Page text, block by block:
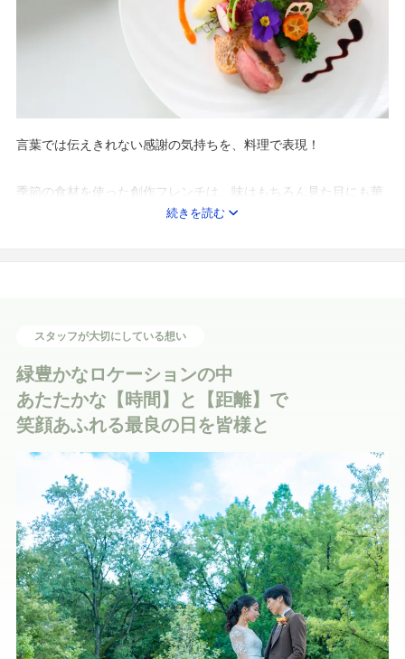
言葉では伝えきれない感謝の気持ちを、料理で表現！
季節の食材を使った創作フレンチは、味はもちろん見た目にも華
＼迷ったらこれ！！人気のイチオシフェア／
フェア
＼平日も週末も！豪華試食付きフェア開催中／
【フランベ演出付！コース試食を堪能】貸切邸宅見学×150万優待
続きを読む
スタッフが大切にしている想い
緑豊かなロケーションの中
あたたかな【時間】と【距離】で
笑顔あふれる最良の日を皆様と